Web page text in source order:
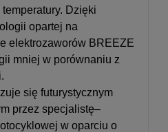
Dzięki
opartej na
elektrozaworów BREEZE
mniej w porównaniu z
się futurystycznym
przez specjalistę–
w oparciu o